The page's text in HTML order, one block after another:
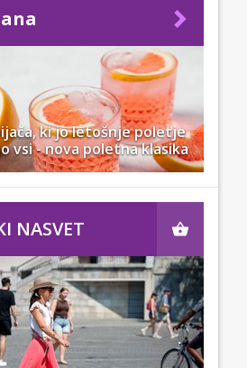
ki jo letošnje poletje
vsi - nova poletna klasika
NASVET